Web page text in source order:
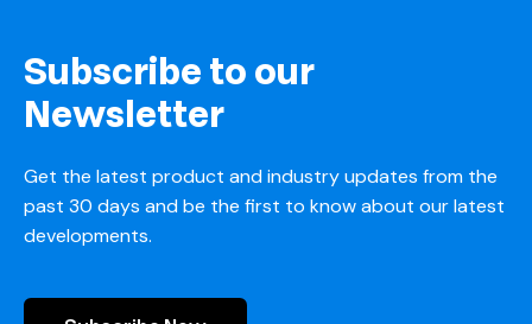
Subscribe to our
Newsletter
Get the latest product and industry updates from the
past 30 days and be the first to know about our latest
developments.